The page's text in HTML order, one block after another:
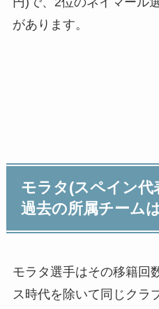
があります。
モラタ(スペイン代
過去の所属チーム
モラタ選手はその移籍回
ス時代を除いて同じクラ